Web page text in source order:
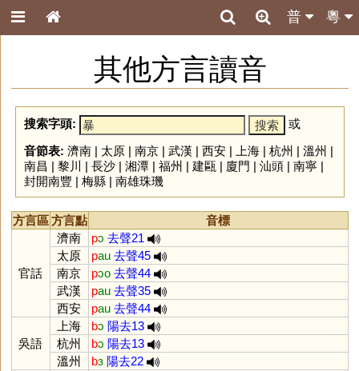
粵
普
其他方言讀音
搜索字頭:
或
音節表: 濟南| 太原| 南京| 武漢 | 西安| 上海| 杭州 | 溫州 |
南昌 | 黎川 | 長沙| 湘潭| 福州 | 建甌 | 廈門 | 汕頭| 南寧|
封開南豐 | 梅縣| 南雄珠璣
方言區方言點 音標
官話
濟南 pɔ 去聲21
太原
pau 去聲45
南京
pɔo 去聲44
武漢
pau 去聲35
西安
pau 去聲44
吳語
上海 bɔ 陽去13
杭州
bɔ 陽去13
溫州
bɜ 陽去22